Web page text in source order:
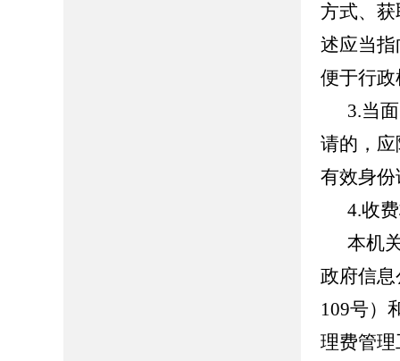
方式、
述应当
便于行
3.当面
请的，
有效身
4.收费
本机关
政府信
109号）
理费管